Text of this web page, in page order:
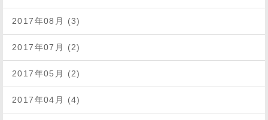
2017年08月 (3)
2017年07月 (2)
2017年05月 (2)
2017年04月 (4)